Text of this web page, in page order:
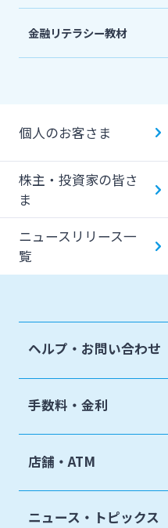
金融リテラシー教材
個人のお客さま
株主・投資家の皆さ
ま
ニュースリリース一
覧
ヘルプ・お問い合わせ
手数料・金利
店舗・ATM
ニュース・トピックス